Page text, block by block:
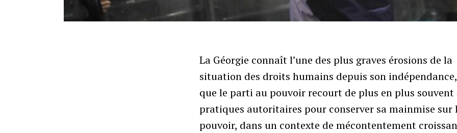
La Géorgie connaît l’une des plus graves érosions de la
situation des droits humains depuis son
que le parti au pouvoir recourt de plus en plus souvent
pratiques autoritaires pour conserver sa mainmise sur
pouvoir, dans un contexte de mécontentement